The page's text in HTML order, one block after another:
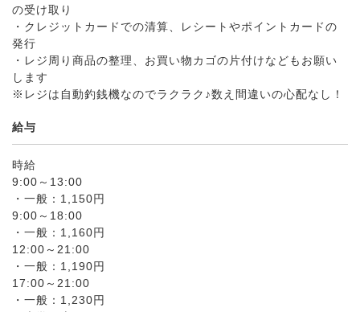
の受け取り
・クレジットカードでの清算、レシートやポイントカードの
発行
・レジ周り商品の整理、お買い物カゴの片付けなどもお願い
します
※レジは自動釣銭機なのでラクラク♪数え間違いの心配なし！
給与
時給
9:00～13:00
・一般：1,150円
9:00～18:00
・一般：1,160円
12:00～21:00
・一般：1,190円
17:00～21:00
・一般：1,230円